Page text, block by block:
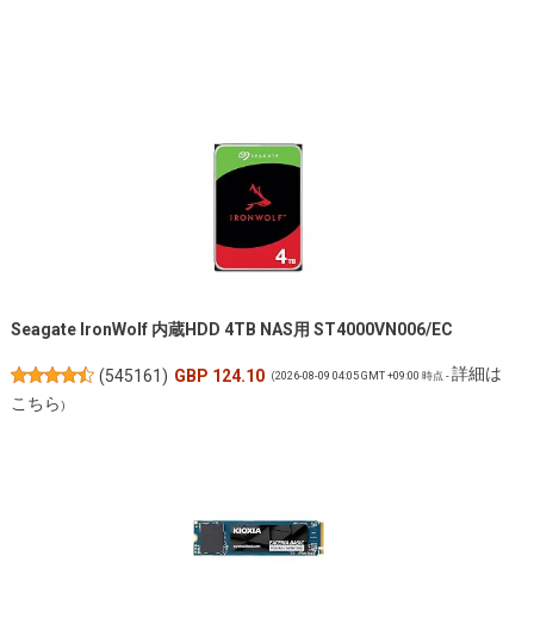
Seagate IronWolf 内蔵HDD 4TB NAS用 ST4000VN006/EC
(545161 ) GBP 124.10 (2026-08-09 04:05 GMT +09:00 時点 -詳細は
こちら)